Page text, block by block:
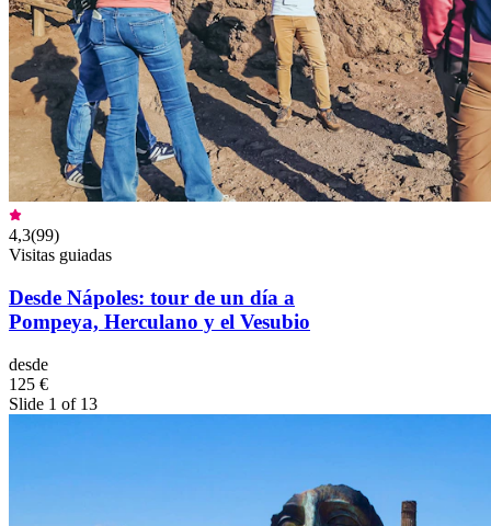
4,3(99)
Visitas guiadas
Desde Nápoles: tour de un día a
Pompeya, Herculano y el Vesubio
desde
125 €
Slide 1 of 13